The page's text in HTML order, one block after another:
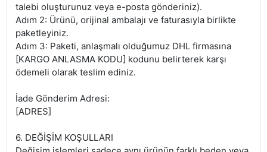
talebi oluşturunuz veya e-posta gönderiniz).
Adım 2: Ürünü, orijinal ambalajı ve faturasıyla birlikte
paketleyiniz.
Adım 3: Paketi, anlaşmalı olduğumuz DHL firmasına
[KARGO ANLASMA KODU] kodunu belirterek karşı
ödemeli olarak teslim ediniz.
İade Gönderim Adresi:
[ADRES]
6. DEĞİŞİM KOŞULLARI